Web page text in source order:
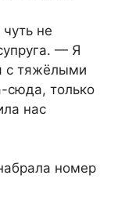
не
— Я
с тяжёлыми
сюда, только
нас
номер